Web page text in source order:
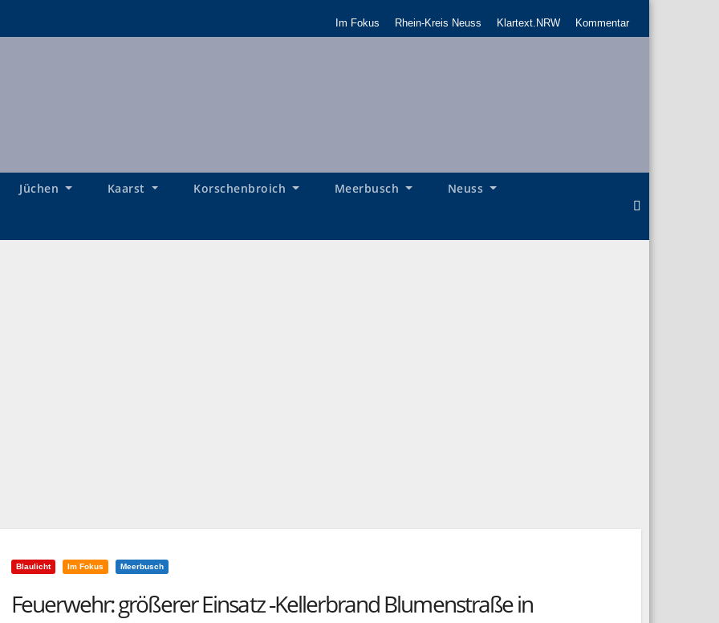
Im Fokus Rhein-Kreis Neuss Klartext.NRW Kommentar
Jüchen Kaarst Korschenbroich Meerbusch Neuss
Blaulicht Im Fokus Meerbusch
Feuerwehr: größerer Einsatz ‑Kellerbrand Blumenstraße in